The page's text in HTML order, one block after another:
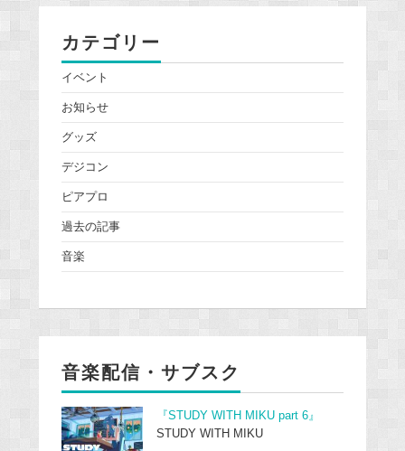
カテゴリー
イベント
お知らせ
グッズ
デジコン
ピアプロ
過去の記事
音楽
音楽配信・サブスク
『STUDY WITH MIKU part 6』
STUDY WITH MIKU